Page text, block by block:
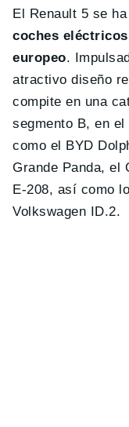
El Renault 5 se
coches
europeo.
atractivo diseño
compite en una
segmento B, en
como el BYD
Grande Panda, el
E-208, así como
Volkswagen ID.2.